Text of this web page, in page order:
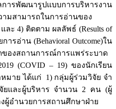
พัฒนารูปแบบการบริหารงาน
มสามารถในการอ่านของ
ะ 4) ติดตาม ผลลัพธ์ (Results of
ารอ่าน (Behavioral Outcome)ใน
องสถานการณ์การแพร่ระบาด
(COVID – 19) ของนักเรียน
มาย ได้แก่ 1) กลุ่มผู้ร่วมวิจัย จํา
ยและผู้บริหาร จํานวน 2 คน (ผู้
ผู้อำนวยการสถานศึกษาฝ่าย